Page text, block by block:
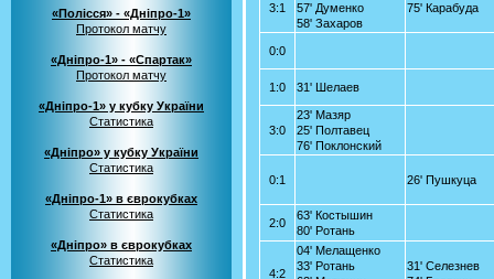
«Полісся» - «Дніпро-1»
Протокол матчу
«Дніпро-1» - «Спартак»
Протокол матчу
«Дніпро-1» у кубку України
Статистика
«Дніпро» у кубку України
Статистика
«Дніпро-1» в єврокубках
Статистика
«Дніпро» в єврокубках
Статистика
3:1
57' Думенко
58' Захаров
75' Карабуда
0:0
1:0 31' Шелаев
3:0
23' Мазяр
25' Полтавец
76' Поклонский
0:1 26' Пушкуца
2:0
63' Костышин
80' Ротань
4:2
04' Мелащенко
33' Ротань
31' Селезнев